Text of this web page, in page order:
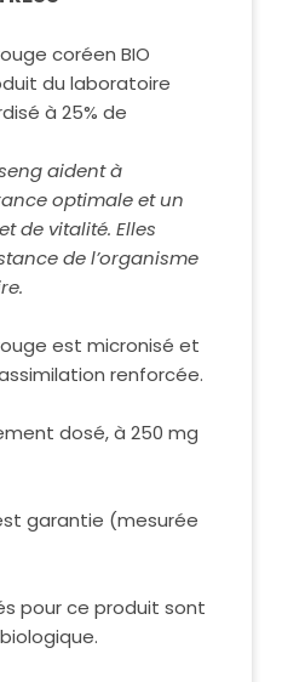
coréen BIO
du laboratoire
à 25% de
aident à
optimale et un
de vitalité. Elles
de l’organisme
est micronisé et
renforcée.
dosé, à 250 mg
garantie (mesurée
pour ce produit sont